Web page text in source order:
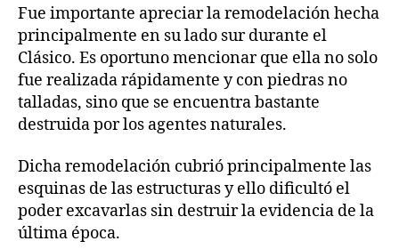
Fue importante apreciar la remodelación hecha
principalmente en su lado sur durante el
Clásico. Es oportuno mencionar que ella no solo
fue realizada rápidamente y con piedras no
talladas, sino que se encuentra bastante
destruida por los agentes naturales.
Dicha remodelación cubrió principalmente las
esquinas de las estructuras y ello dificultó el
poder excavarlas sin destruir la evidencia de la
última época.